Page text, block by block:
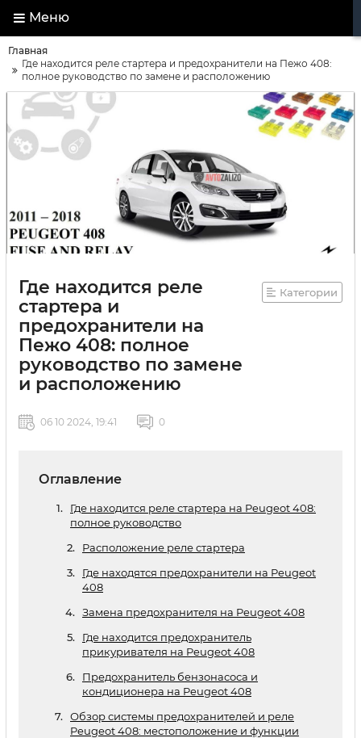
Меню
Главная
Где находится реле стартера и предохранители на Пежо 408:
полное руководство по замене и расположению
Где находится реле
стартера и
предохранители на
Пежо 408: полное
руководство по замене
и расположению
Категории
06 10 2024, 19:41 0
Оглавление
Где находится реле стартера на Peugeot 408:
полное руководство
Расположение реле стартера
Где находятся предохранители на Peugeot
408
Замена предохранителя на Peugeot 408
Где находится предохранитель
прикуривателя на Peugeot 408
Предохранитель бензонасоса и
кондиционера на Peugeot 408
Обзор системы предохранителей и реле
Peugeot 408: местоположение и функции